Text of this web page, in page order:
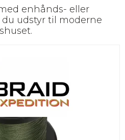
enhånds- eller
udstyr til moderne